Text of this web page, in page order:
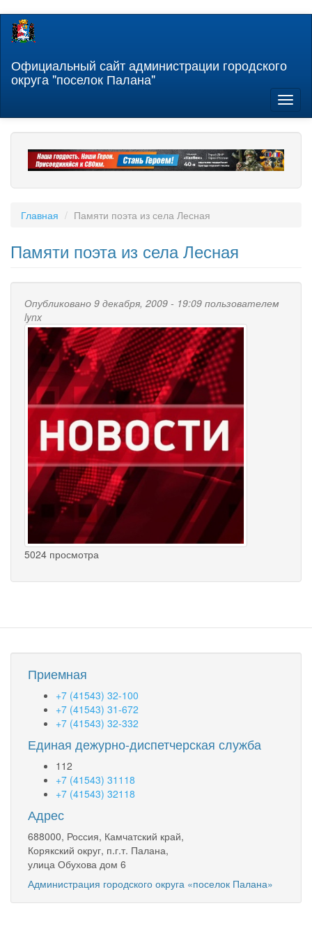
Перейти
содержанию
Официальный сайт администрации городского
округа "поселок Палана"
Главная Памяти поэта из села Лесная
Памяти поэта из села Лесная
Опубликовано 9 декабря, 2009 - 19:09 пользователем
lynx
5024 просмотра
Приемная
+7 (41543) 32-100
+7 (41543) 31-672
+7 (41543) 32-332
Единая дежурно-диспетчерская служба
112
+7 (41543) 31118
+7 (41543) 32118
Адрес
688000, Россия, Камчатский край,
Корякский округ, п.г.т. Палана,
улица Обухова дом 6
Администрация городского округа «поселок Палана»